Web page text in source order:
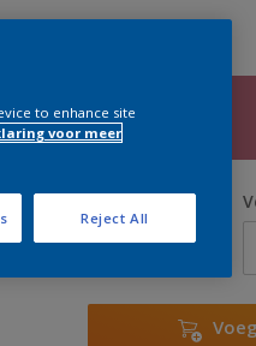
A5.26.48
Aantal
to enhance site
voor meer
Reject All